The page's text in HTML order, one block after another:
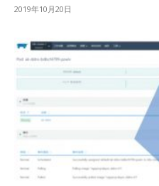
2019年10月20日